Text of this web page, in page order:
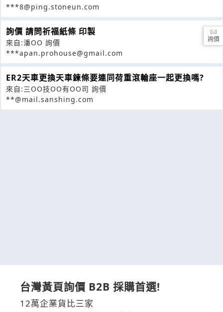
***8@ping.stoneun.com
詢價 請問祈福紙條 印製
來自:潘OO 詢價
***apan.prohouse@gmail.com
ER2天車更換天車鍊條要連同荷重滾輪座一起更換嗎?
來自:三OO技OO有OO司 詢價
**@mail.sanshing.com
台灣黃頁詢價 B2B 採購首選!
12萬企業貨比三家
詢價